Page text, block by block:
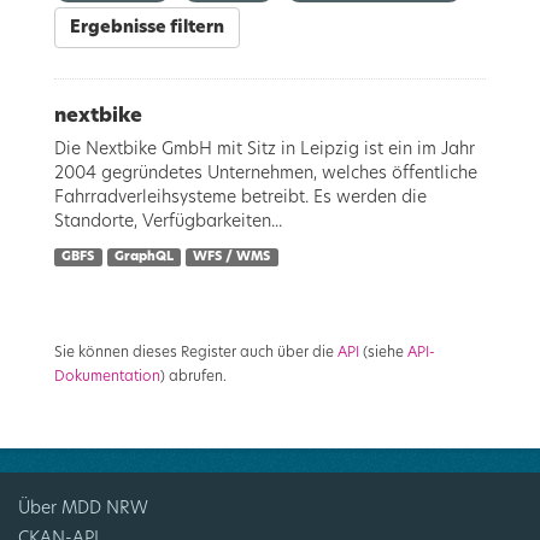
Ergebnisse filtern
nextbike
Die Nextbike GmbH mit Sitz in Leipzig ist ein im Jahr
2004 gegründetes Unternehmen, welches öffentliche
Fahrradverleihsysteme betreibt. Es werden die
Standorte, Verfügbarkeiten...
GBFS GraphQL WFS / WMS
Sie können dieses Register auch über die API (siehe API-
Dokumentation) abrufen.
Über MDD NRW